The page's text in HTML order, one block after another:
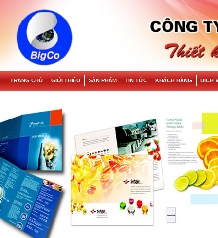
TRANG CHỦ GIỚI THIỆU SẢN PHẨM TIN TỨC KHÁCH HÀNG DỊCH